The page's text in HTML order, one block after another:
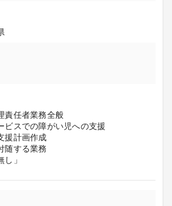
責任者業務全般
ビスでの障がい児への支援
援計画作成
随する業務
し」